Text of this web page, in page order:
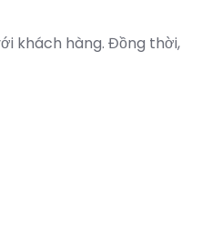
khách hàng. Đồng thời,